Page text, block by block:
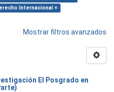
Internacional ×
Mostrar filtros avanzados
El Posgrado en